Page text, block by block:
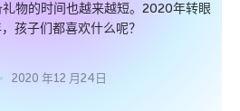
物的时间也越来越短。2020年转眼
孩子们都喜欢什么呢？
2020 年12 月24日